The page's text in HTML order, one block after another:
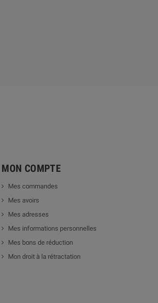
MON COMPTE
Mes commandes
Mes avoirs
Mes adresses
Mes informations personnelles
Mes bons de réduction
Mon droit à la rétractation